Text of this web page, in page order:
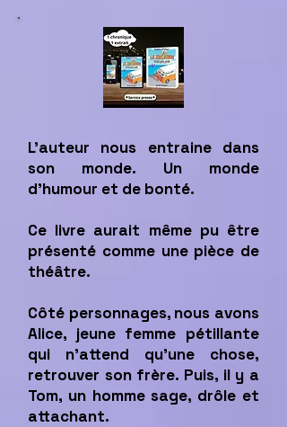
L’auteur nous entraine dans
son monde. Un monde
d’humour et de bonté.
Ce livre aurait même pu être
présenté comme une pièce de
théâtre.
Côté personnages, nous avons
Alice, jeune femme pétillante
qui n’attend qu’une chose,
retrouver son frère. Puis, il y a
Tom, un homme sage, drôle et
attachant.